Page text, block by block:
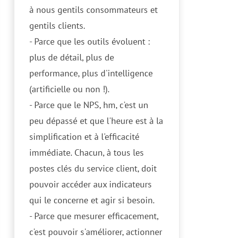
à nous gentils consommateurs et
gentils clients.
- Parce que les outils évoluent :
plus de détail, plus de
performance, plus d'intelligence
(artificielle ou non !).
- Parce que le NPS, hm, c'est un
peu dépassé et que l'heure est à la
simplification et à l'efficacité
immédiate. Chacun, à tous les
postes clés du service client, doit
pouvoir accéder aux indicateurs
qui le concerne et agir si besoin.
- Parce que mesurer efficacement,
c'est pouvoir s'améliorer, actionner